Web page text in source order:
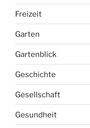
Freizeit
Garten
Gartenblick
Geschichte
Gesellschaft
Gesundheit